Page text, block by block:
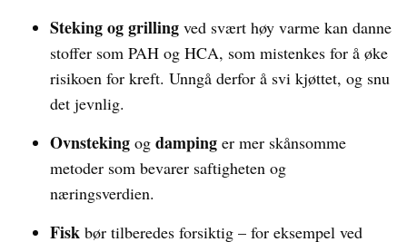
Steking og grilling ved svært høy varme kan danne
stoffer som PAH og HCA, som mistenkes for å øke
risikoen for kreft. Unngå derfor å svi kjøttet, og snu
det jevnlig.
Ovnsteking og damping er mer skånsomme
metoder som bevarer saftigheten og
næringsverdien.
Fisk bør tilberedes forsiktig – for eksempel ved